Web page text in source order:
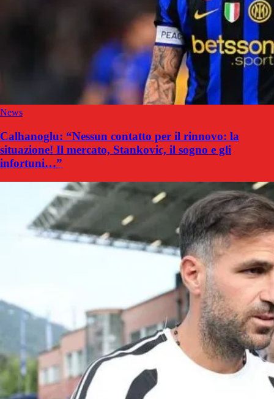
News
Calhanoglu: “Nessun contatto per il rinnovo: la
situazione! Il mercato, Stankovic, il sogno e gli
infortuni…”